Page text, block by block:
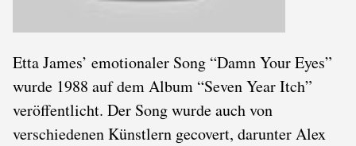
Etta James’ emotionaler Song “Damn Your Eyes”
wurde 1988 auf dem Album “Seven Year Itch”
veröffentlicht. Der Song wurde auch von
verschiedenen Künstlern gecovert, darunter Alex